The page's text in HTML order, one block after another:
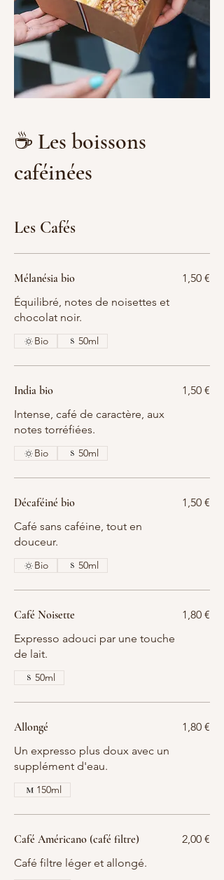
☕ Les boissons
caféinées
Les Cafés
Mélanésia bio
Équilibré, notes de noisettes et
chocolat noir.
1,50 €
Bio 50ml
India bio
Intense, café de caractère, aux
notes torréfiées.
1,50 €
Bio 50ml
Décaféiné bio
Café sans caféine, tout en
douceur.
1,50 €
Bio 50ml
Café Noisette
Expresso adouci par une touche
de lait.
1,80 €
50ml
Allongé
Un expresso plus doux avec un
supplément d'eau.
1,80 €
150ml
Café Américano (café filtre)
Café filtre léger et allongé.
2,00 €